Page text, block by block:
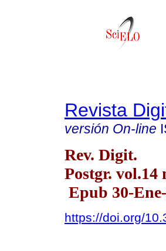
Revista
versión On-line
Rev. Digit.
Postgr. vol.14
Epub 30-
https://doi.org/